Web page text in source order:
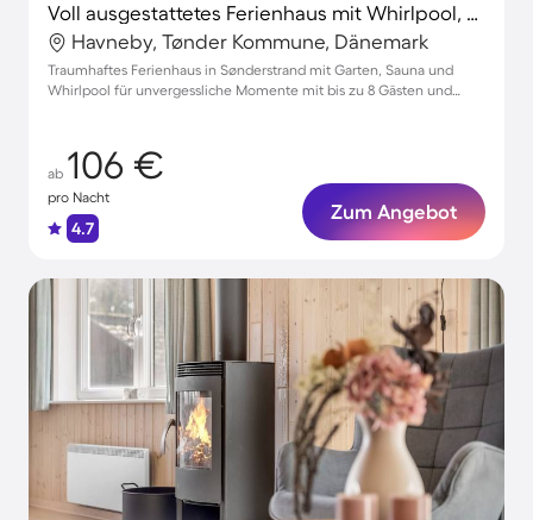
Voll ausgestattetes Ferienhaus mit Whirlpool, Grill und Terrasse | Hunde erlaubt
Havneby, Tønder Kommune, Dänemark
Traumhaftes Ferienhaus in Sønderstrand mit Garten, Sauna und
Whirlpool für unvergessliche Momente mit bis zu 8 Gästen und
ab 106 €
pro Nacht
4.7
Zum Angebot